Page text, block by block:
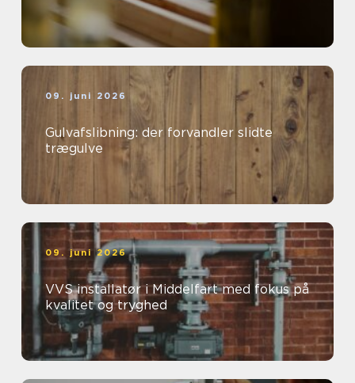
09. juni 2026
Gulvafslibning: der forvandler slidte
trægulve
09. juni 2026
VVS installatør i Middelfart med fokus på
kvalitet og tryghed